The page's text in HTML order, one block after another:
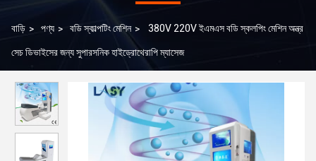
বাড়ি > পণ্য > বডি স্কাল্পটিং মেশিন > 380V 220V ইএমএস বডি স্কলপিং মেশিন অন্ত্র
সেচ ডিভাইসের জন্য সুপারসনিক হাইড্রোথেরাপি ম্যাসেজ